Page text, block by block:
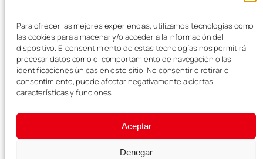
Para ofrecer las mejores experiencias, utilizamos tecnologías como
las cookies para almacenar y/o acceder a la información del
dispositivo. El consentimiento de estas tecnologías nos permitirá
procesar datos como el comportamiento de navegación o las
identificaciones únicas en este sitio. No consentir o retirar el
consentimiento, puede afectar negativamente a ciertas
características y funciones.
Aceptar
Denegar
¿Es mejor hacer
un road trip por
Portugal en
coche?
Sí, lo más recomendable es hacer
un road trip por Portugal en
coche, porque permite moverse
con libertad, llegar a zonas
naturales y adaptar el itinerario sin